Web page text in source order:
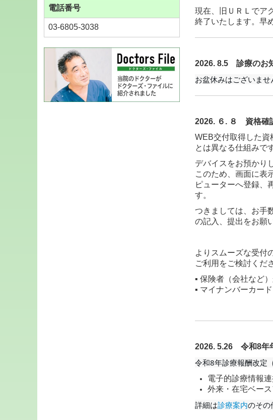
電話番号
03-6805-3038
現在、旧ＵＲＬでア
終了いたします。早
2026. 8.5 診療のお
お盆休みはございませ
2026. ６. ８ 資格確
WEB交付取得した資
とは異なる仕組みで
デバイスをお預かり
このため、画面に表
ピューターへ登録、
す。
つきましては、お手
の記入、提出をお願
よりスムーズな受付
ご利用をご検討くだ
▪️ 保険者（会社など
▪️ マイナンバーカー
2026. 5.26 令和8年
令和8年診療報酬改定
電子的診療情報
外来・在宅ベー
詳細は診療案内のその